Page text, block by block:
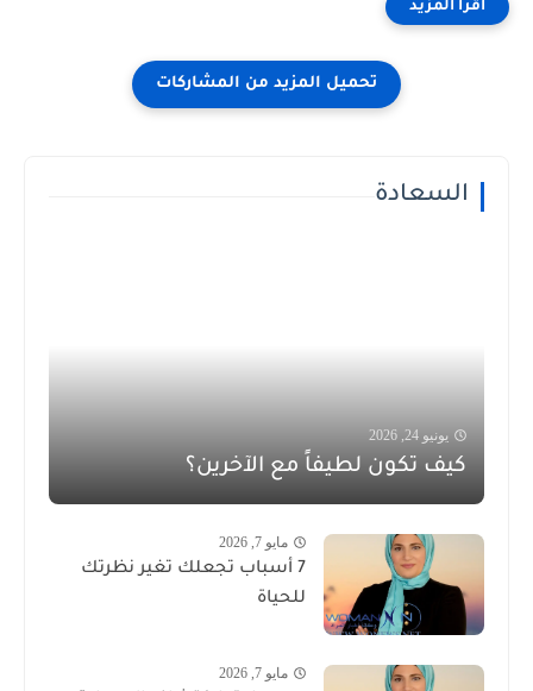
السعادة
يونيو 24, 2026
كيف تكون لطيفاً مع الآخرين؟
مايو 7, 2026
7 أسباب تجعلك تغير نظرتك
للحياة
مايو 7, 2026